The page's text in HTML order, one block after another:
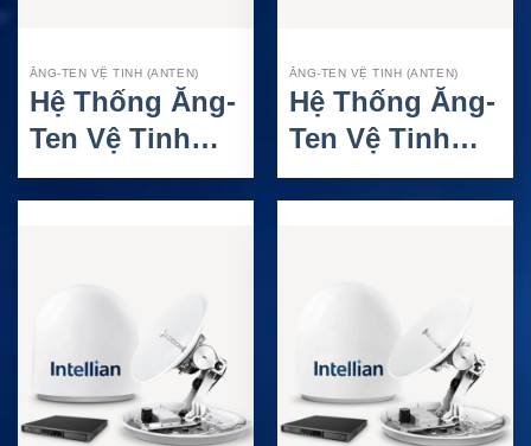
ĂNG-TEN VỆ TINH (ANTEN)
Hệ Thống Ăng-
Ten Vệ Tinh
Intellian v240K
ĂNG-TEN VỆ TINH (ANTEN)
Hệ Thống Ăng-
Ten Vệ Tinh
Intellian v45C –